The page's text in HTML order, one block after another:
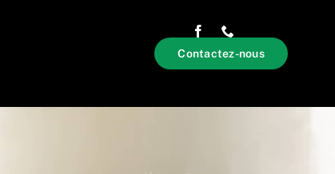
Contactez-nous